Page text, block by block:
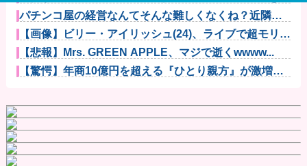
るだ...
パチンコ屋の経営なんてそんな難しくなくね？近隣店
舗よりちょっ...
【画像】ビリー・アイリッシュ(24)、ライブで超モリマ
ンスジ...
【悲報】Mrs. GREEN APPLE、マジで逝くwwww...
【驚愕】年商10億円を超える『ひとり親方』が激増